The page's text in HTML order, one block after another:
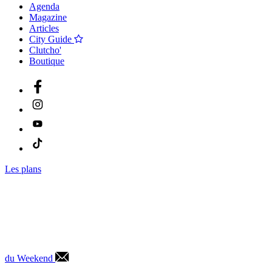
Agenda
Magazine
Articles
City Guide
Clutcho'
Boutique
Les plans
du Weekend